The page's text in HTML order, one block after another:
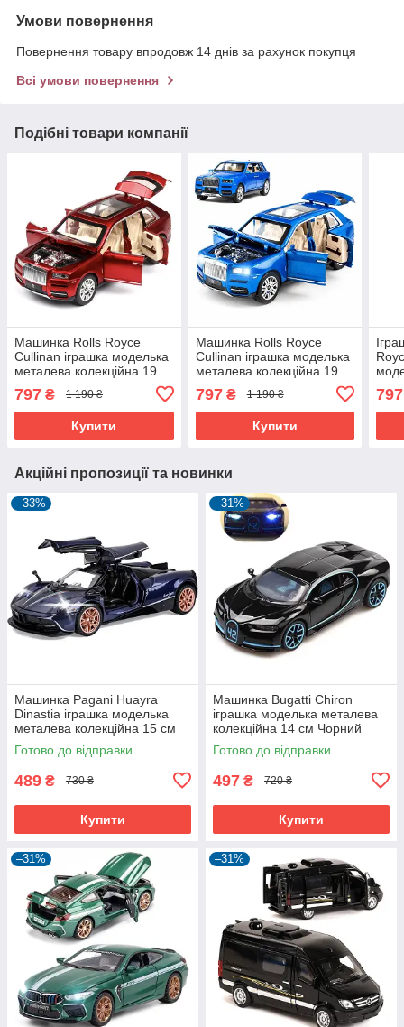
Умови повернення
Повернення товару впродовж 14 днів за рахунок покупця
Всі умови повернення
Подібні товари компанії
Машинка Rolls Royce
Cullinan іграшка моделька
металева колекційна 19
797 ₴ 1 190 ₴
Купити
Машинка Rolls Royce
Cullinan іграшка моделька
металева колекційна 19
797₴ 1 190 ₴
Купити
797
Акційні пропозиції та новинки
–33%
Машинка Pagani Huayra
Dinastia іграшка моделька
металева колекційна 15 см
Темно-синій (59935)
Готово до відправки
489 ₴ 730 ₴
Купити
–31%
Машинка Bugatti Chiron
іграшка моделька металева
колекційна 14 см Чорний
(59346)
Готово до відправки
497 ₴ 720 ₴
Купити
–31% –31%